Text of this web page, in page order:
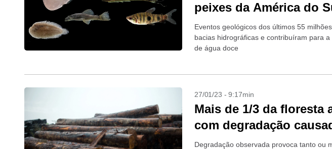
peixes da América do
Eventos geológicos dos últimos 55
bacias hidrográficas e contribuíram para
de água doce
27/01/23 - 9:17min
Mais de 1/3 da floresta
com degradação
Degradação observada provoca tanto ou